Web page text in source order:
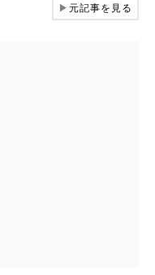
▶元記事を見る